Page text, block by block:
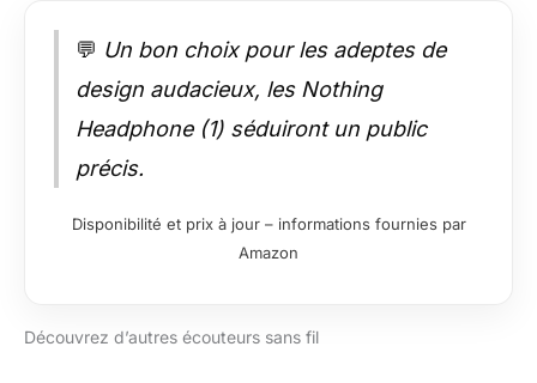
💬 Un bon choix pour les adeptes de
design audacieux, les Nothing
Headphone (1) séduiront un public
précis.
Disponibilité et prix à jour – informations fournies par
Amazon
Découvrez d’autres écouteurs sans fil